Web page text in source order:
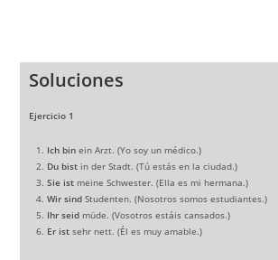
Soluciones
Ejercicio 1
Ich bin ein Arzt. (Yo soy un médico.)
Du bist in der Stadt. (Tú estás en la ciudad.)
Sie ist meine Schwester. (Ella es mi hermana.)
Wir sind Studenten. (Nosotros somos estudiantes.)
Ihr seid müde. (Vosotros estáis cansados.)
Er ist sehr nett. (Él es muy amable.)